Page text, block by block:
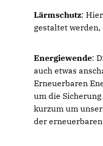
Lärmschutz:
gestaltet werden,
Energiewende:
auch etwas
Erneuerbaren
um die
kurzum um
der